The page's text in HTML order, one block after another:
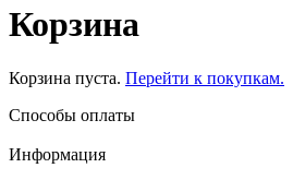
Корзина
Корзина пуста. Перейти к покупкам.
Способы оплаты
Информация